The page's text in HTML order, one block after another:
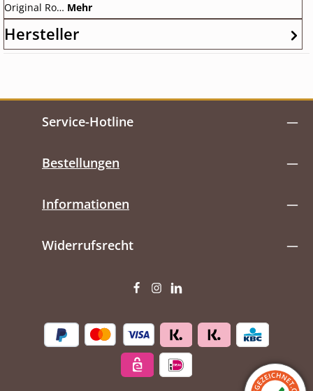
Original Ro… Mehr
Hersteller
Service-Hotline
Bestellungen
Informationen
Widerrufsrecht